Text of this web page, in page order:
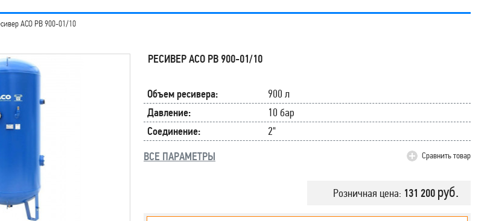
АСО РВ 900-01/10
РЕСИВЕР АСО РВ 900-01/10
Объем ресивера:
900 л
Давление:
10 бар
Соединение:
2"
ВСЕ ПАРАМЕТРЫ
Сравнить товар
Розничная цена: 131 200 руб.